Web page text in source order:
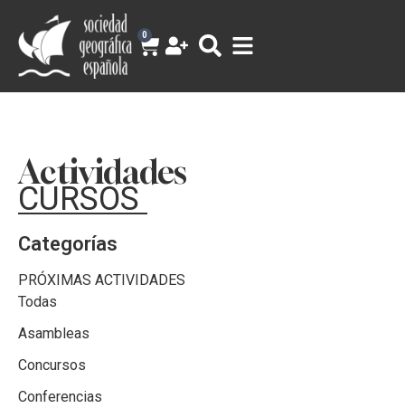
0
Actividades
CURSOS
Categorías
PRÓXIMAS ACTIVIDADES
Todas
Asambleas
Concursos
Conferencias